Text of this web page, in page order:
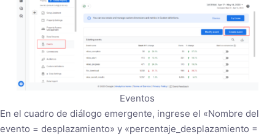
Eventos
En el cuadro de diálogo emergente, ingrese el «Nombre del
evento = desplazamiento» y «percentaje_desplazamiento =